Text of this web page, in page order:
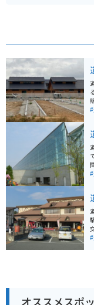
です。 国
ド
点
オススメスポ